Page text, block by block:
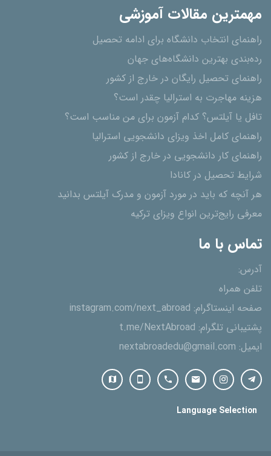
مهمترین مقالات آموزشی
راهنمای انتخاب دانشگاه برای ادامه تحصیل
رده‌بندی بهترین دانشگاه‌های جهان
راهنمای تحصیل رایگان در خارج از کشور
هزینه مهاجرت به استرالیا چقدر است؟
تافل یا آیلتس؟ کدام آزمون برای من مناسب است؟
راهنمای کامل اخذ ویزای دانشجویی استرالیا
راهنمای کار دانشجویی در خارج از کشور
شرایط تحصیل در کانادا
هر آنچه که باید در مورد آزمون و مدرک آیلتس بدانید
معرفی رایج‌ترین انواع ویزای ترکیه
تماس با ما
آدرس:
تلفن همراه
صفحه اینستاگرام: instagram.com/next_abroad
پشتیبانی تلگرام: t.me/NextAbroad
ایمیل: nextabroadedu@gmail.com
Language Selection